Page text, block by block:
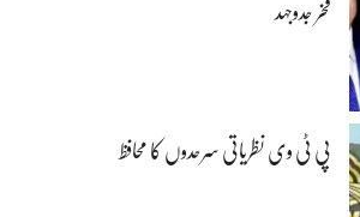
فخر جدوجہد
پی ٹی وی نظریاتی سرحدوں کا محافظ